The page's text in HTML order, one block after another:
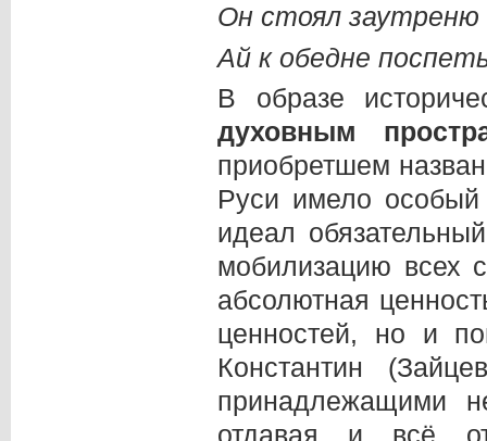
Он стоял заутреню
Ай к обедне
В образе
духовным
приобретшем
Руси имело
идеал
мобилизацию всех
абсолютная
ценностей, но и
Константин
принадлежащими
отдавая и всё